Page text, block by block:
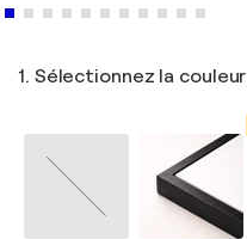
1. Sélectionnez la couleur